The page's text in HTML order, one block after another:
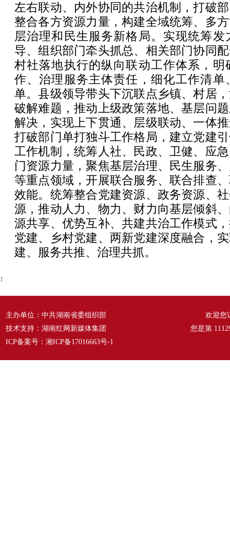
左右联动、内外协同的共治机制，打破
整合各方资源力量，构建全域统筹、多
层治理和民生服务新格局。实现统筹
导、组织部门牵头抓总、相关部门协同
村社落地执行的纵向联动工作体系，明
作、治理服务主体责任，细化工作清单
单。县级领导带头下沉联点乡镇、村居
破解难题，推动上级政策落地、基层问
解决，实现上下贯通、层级联动、一体
打破部门单打独斗工作格局，建立党建
工作机制，统筹人社、民政、卫健、应
门资源力量，聚焦基层治理、民生服务
等重点领域，开展联合服务、联合排查
效能。统筹整合党建资源、政务资源、
源，推动人力、物力、财力向基层倾斜
源共享、优势互补、共建共治工作模式
党建、乡村党建、两新党建深度融合，
建、服务共推、治理共抓。
1
主办单位：中共湖南省委组织部
技术支持：湖南红网新媒体集团
ICP备案号： 湘ICP备17016663号-1
欢迎您
您是第